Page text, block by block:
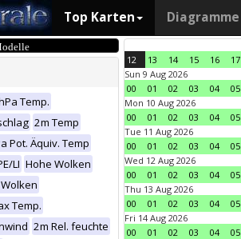
Top Karten Diagramme
Temp.
2m Temp
Pot. Äquiv. Temp
LI Hohe Wolken
Temp.
2m Rel. feuchte
12 13 14 15 16 17
Sun 9 Aug 2026
00
01 02 03 04 05
Mon 10 Aug 2026
00
01 02 03 04 05
Tue 11 Aug 2026
00
01 02 03 04 05
Wed 12 Aug 2026
00
01 02 03 04 05
Thu 13 Aug 2026
00
01 02 03 04 05
Fri 14 Aug 2026
00
01 02 03 04 05